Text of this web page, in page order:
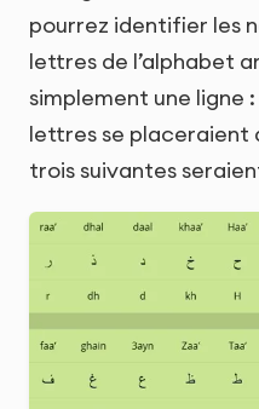
pourrez identifier les
lettres de l’alphabet
simplement une ligne
lettres se placeraient
trois suivantes